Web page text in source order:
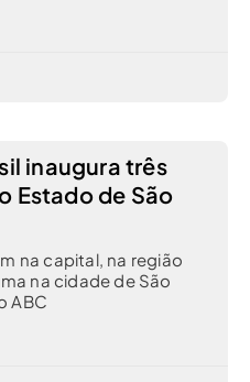
inaugura três
Estado de São
na capital, na região
na cidade de São
ABC